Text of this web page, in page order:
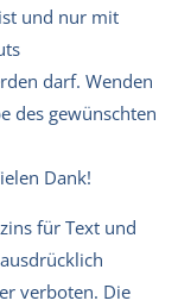
und nur mit
darf. Wenden
des gewünschten
Dank!
für Text und
verboten. Die